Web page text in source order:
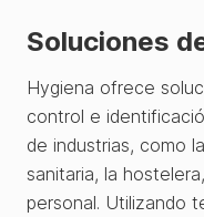
Soluciones
Hygiena ofrece
control e
de industrias, como
sanitaria, la
personal. Utilizando